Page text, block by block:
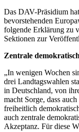
Das DAV-Präsidium
bevorstehenden
folgende Erklärung zu
Sektionen zur
Zentrale
„In wenigen Wochen
drei Landtagswahlen
in Deutschland, von
macht Sorge, dass
freiheitlich
auch zentrale
Akzeptanz. Für diese